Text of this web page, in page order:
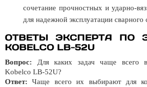
сочетание прочностных и ударно-
для надежной эксплуатации сварного
ОТВЕТЫ ЭКСПЕРТА ПО
KOBELCO LB-52U
Вопрос: Для каких задач чаще всего
Kobelco LB-52U?
Ответ: Чаще всего их выбирают для